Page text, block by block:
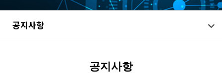
공지사항
공지사항